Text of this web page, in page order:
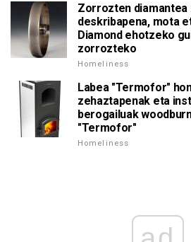
Zorrozten diamantea
deskribapena, mota
Diamond ehotzeko
zorrozteko
Homeliness
Labea "Termofor"
zehaztapenak eta
berogailuak
"Termofor"
Homeliness